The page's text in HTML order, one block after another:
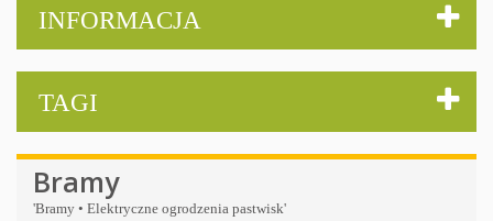
INFORMACJA
TAGI
Bramy
'Bramy • Elektryczne ogrodzenia pastwisk'